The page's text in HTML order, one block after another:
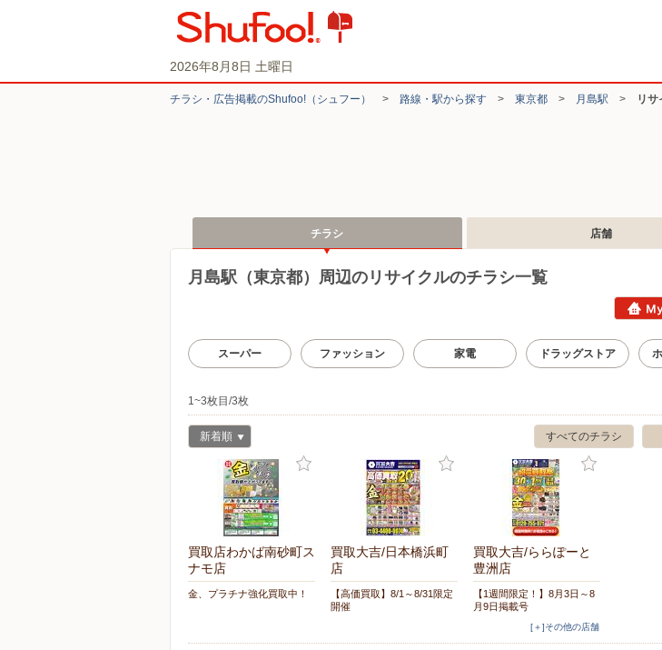
2026年8月8日 土曜日
チラシ・​広告掲載の​Shufoo!​（シュフー） > 路線・駅から探す > 東京都 > 月島駅 > リ
チラシ 店舗
月島駅（東京都）周辺のリサイクルのチラシ一覧
スーパー ファッション 家電 ドラッグストア
1~3枚目/3枚
すべてのチラシ
新着順
買取店わかば南砂町ス
ナモ店
金、プラチナ強化買取中！
買取大吉/日本橋浜町
店
【高価買取】8/1～8/31限定
開催
買取大吉/ららぽーと
豊洲店
【1週間限定！】8月3日～8
月9日掲載号
[＋]その他の店舗